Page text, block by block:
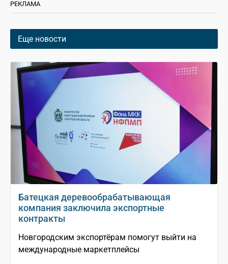
РЕКЛАМА
Еще новости
Батецкая деревообрабатывающая
компания заключила экспортные
контракты
Новгородским экспортёрам помогут выйти на
международные маркетплейсы